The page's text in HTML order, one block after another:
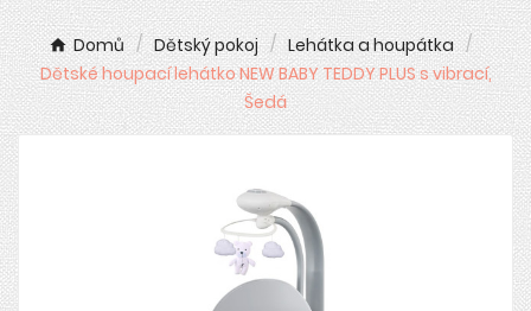
Domů Dětský pokoj
Lehátka a houpátka
Dětské houpací lehátko NEW BABY TEDDY PLUS s vibrací,
Šedá